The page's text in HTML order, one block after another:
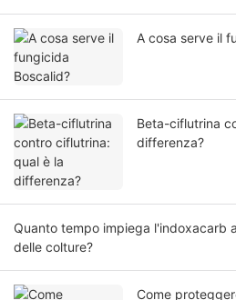
A cosa serve il
Beta-ciflutrina
differenza?
Quanto tempo impiega l'indoxacarb
delle colture?
Come